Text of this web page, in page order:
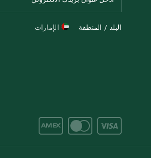
البلد / المنطقة الإمارات